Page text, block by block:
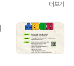
더보기